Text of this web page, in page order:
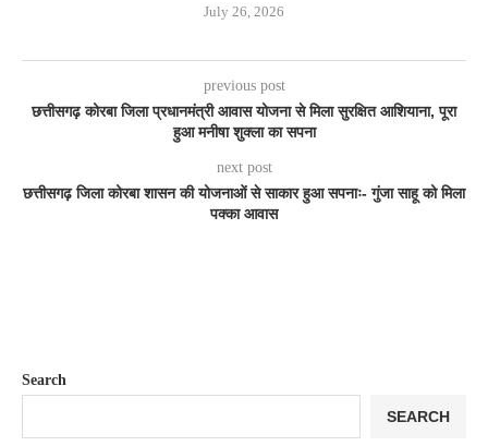
July 26, 2026
previous post
छत्तीसगढ़ कोरबा जिला प्रधानमंत्री आवास योजना से मिला सुरक्षित आशियाना, पूरा
हुआ मनीषा शुक्ला का सपना
next post
छत्तीसगढ़ जिला कोरबा शासन की योजनाओं से साकार हुआ सपनाः- गुंजा साहू को मिला
पक्का आवास
Search
SEARCH